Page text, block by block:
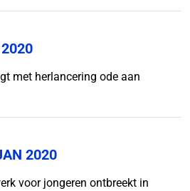
2020
met herlancering ode aan
2020
voor jongeren ontbreekt in